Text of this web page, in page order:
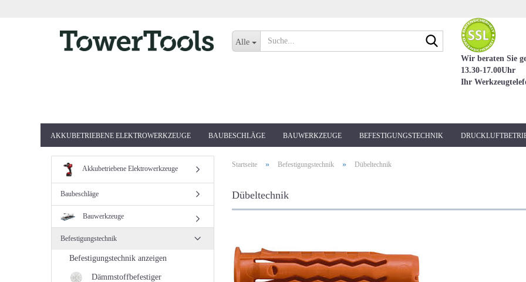
Alle
Suche...
Wir beraten Sie
13.30-17.00Uhr
Ihr
AKKUBETRIEBENE ELEKTROWERKZEUGE BAUBESCHLÄGE BAUWERKZEUGE BEFESTIGUNGSTECHNIK
Startseite » Befestigungstechnik » Dübeltechnik
Dübeltechnik
Akkubetriebene Elektrowerkzeuge
Baubeschläge
Bauwerkzeuge
Befestigungstechnik
Befestigungstechnik anzeigen
Dämmstoffbefestiger